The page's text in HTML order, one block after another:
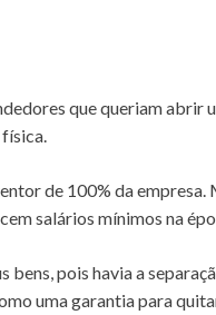
que queriam abrir
física.
de 100% da empresa.
salários mínimos na
pois havia a
uma garantia para